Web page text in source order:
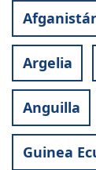
Argelia
Anguilla
Guinea